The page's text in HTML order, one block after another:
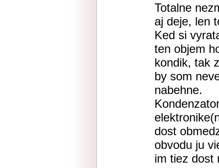
Totalne
aj deje, len
Ked si
ten objem
kondik, tak
by som
nabehne.
dost
obvodu ju
im tiez dost